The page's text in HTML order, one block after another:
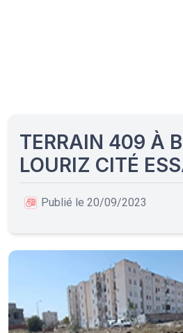
TERRAIN 409 À
LOURIZ CITÉ
Publié le 20/09/2023